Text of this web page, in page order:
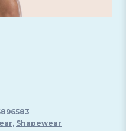
, Shapewear